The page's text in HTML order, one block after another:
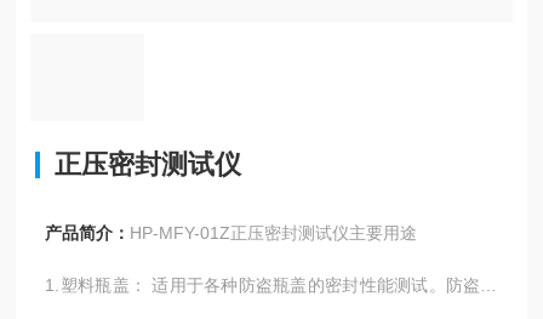
正压密封测试仪
产品简介： HP-MFY-01Z正压密封测试仪主要用途
1.塑料瓶盖： 适用于各种防盗瓶盖的密封性能测试。防盗瓶